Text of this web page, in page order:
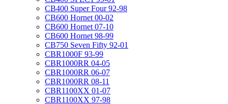
CB400 Super Four 92-98
CB600 Hornet 00-02
CB600 Hornet 07-10
CB600 Hornet 98-99
CB750 Seven Fifty 92-01
CBR1000F 93-99
CBR1000RR 04-05
CBR1000RR 06-07
CBR1000RR 08-11
CBR1100XX 01-07
CBR1100XX 97-98